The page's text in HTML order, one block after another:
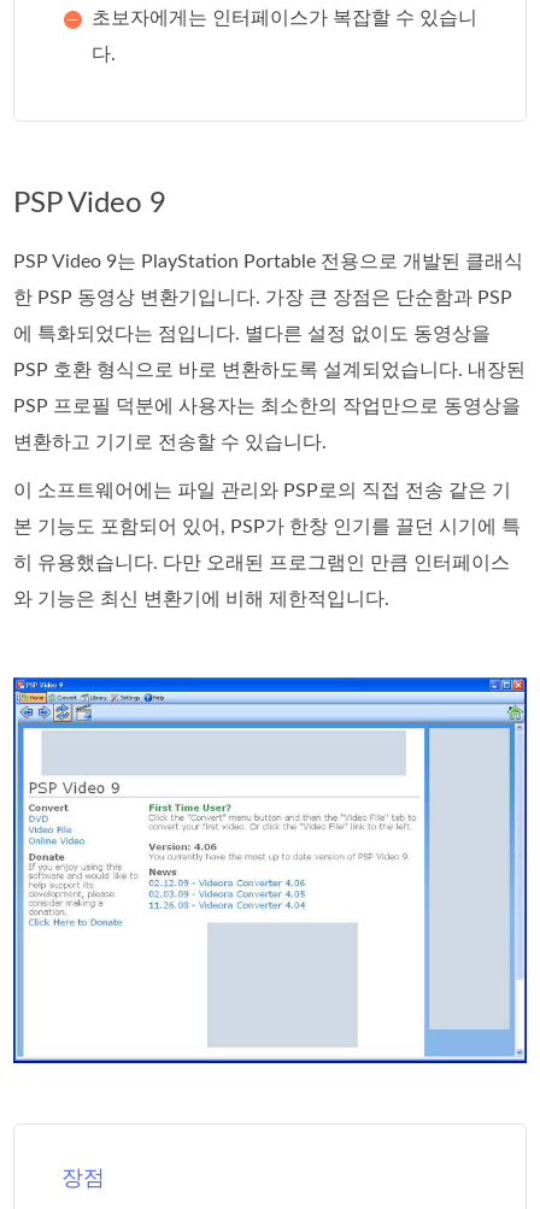
초보자에게는 인터페이스가 복잡할 수 있습니
다.
PSP Video 9
PSP Video 9는 PlayStation Portable 전용으로 개발된 클래식
한 PSP 동영상 변환기입니다. 가장 큰 장점은 단순함과 PSP
에 특화되었다는 점입니다. 별다른 설정 없이도 동영상을
PSP 호환 형식으로 바로 변환하도록 설계되었습니다. 내장된
PSP 프로필 덕분에 사용자는 최소한의 작업만으로 동영상을
변환하고 기기로 전송할 수 있습니다.
이 소프트웨어에는 파일 관리와 PSP로의 직접 전송 같은 기
본 기능도 포함되어 있어, PSP가 한창 인기를 끌던 시기에 특
히 유용했습니다. 다만 오래된 프로그램인 만큼 인터페이스
와 기능은 최신 변환기에 비해 제한적입니다.
장점